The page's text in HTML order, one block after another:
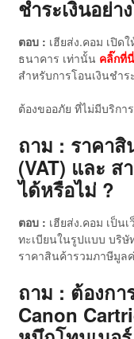
ชำระเงินอย่า
ตอบ : เฮียส่ง.คอม เปิด
ธนาคาร เท่านั้น คลิ๊กที่นี่
สำหรับการโอนเงินชำ
ต้องขออภัย ที่ไม่มีบริกา
ถาม : ราคา
(VAT) และ ส
ได้หรือไม่ ?
ตอบ : เฮียส่ง.คอม เป็น
ทะเบียนในรูปแบบ บริษั
ราคาสินค้ารวมภาษีมูล
ถาม : ต้องกา
Canon